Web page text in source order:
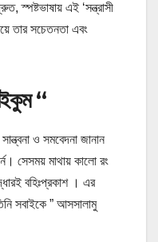
স্পষ্টভাষায় এই ‘সন্ত্রাসী
তার সচেতনতা এবং
“
ও সমবেদনা জানান
সেসময় মাথায় কালো রং
বহিঃপ্রকাশ । এর
সবাইকে ” আসসালামু